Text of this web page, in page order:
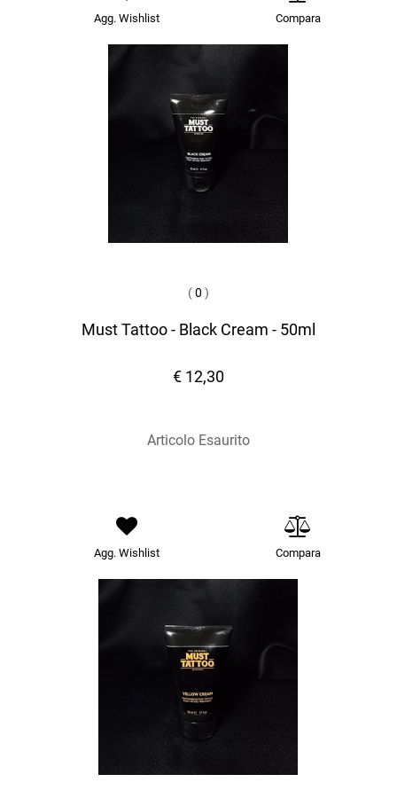
Agg. Wishlist Compara
(0 )
Must Tattoo - Black Cream - 50ml
€ 12,30
Articolo Esaurito
Agg. Wishlist Compara